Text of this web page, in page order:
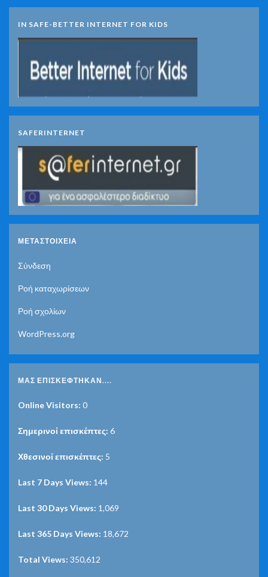
IN SAFE-BETTER INTERNET FOR KIDS
SAFERINTERNET
ΜΕΤΑΣΤΟΙΧΕΊΑ
Σύνδεση
Ροή καταχωρίσεων
Ροή σχολίων
WordPress.org
ΜΑΣ ΕΠΙΣΚΈΦΤΗΚΑΝ....
Online Visitors: 0
Σημερινοί επισκέπτες: 6
Χθεσινοί επισκέπτες: 5
Last 7 Days Views: 144
Last 30 Days Views: 1,069
Last 365 Days Views: 18,672
Total Views: 350,612